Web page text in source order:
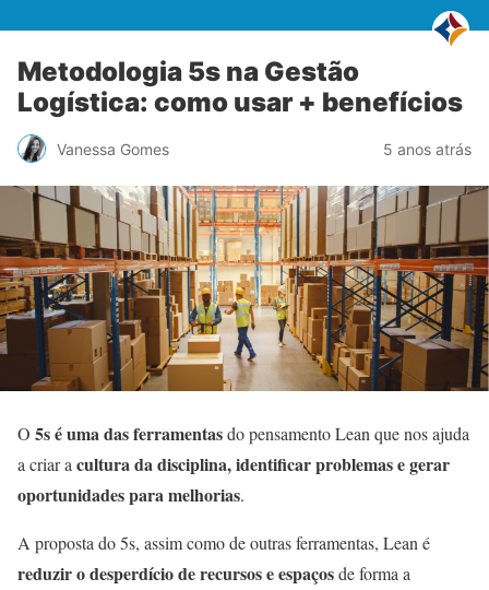
Metodologia 5s na Gestão
Logística: como usar + benefícios
Vanessa Gomes 5 anos atrás
O 5s é uma das ferramentasdo pensamento Lean que nos ajuda
a criar a cultura da disciplina, identificar problemas e gerar
oportunidades para melhorias.
A proposta do 5s, assim como de outras ferramentas, Lean é
reduzir o desperdício de recursos e espaçosde forma a